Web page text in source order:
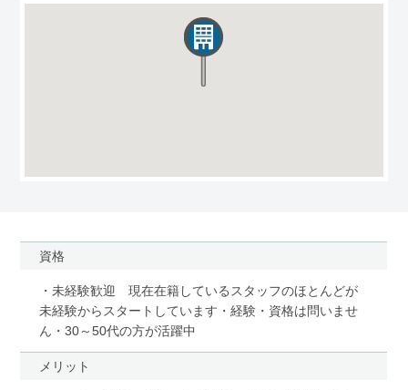
資格
・未経験歓迎 現在在籍しているスタッフのほとんどが
未経験からスタートしています・経験・資格は問いませ
ん・30～50代の方が活躍中
メリット